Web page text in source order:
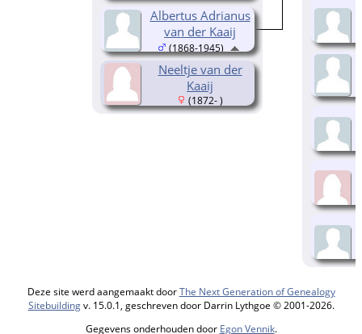
Neeltje van der
Kaaij
(1872- )
Albertus Adrianus
van der Kaaij
(1868-1945)
Deze site werd aangemaakt doorThe Next Generation of Genealogy
Sitebuildingv. 15.0.1, geschreven door Darrin Lythgoe © 2001-2026.
Gegevens onderhouden door Egon Vennik.